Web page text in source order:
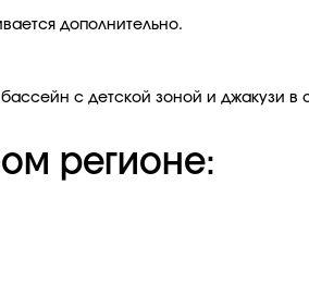
дополнительно.
с детской зоной и джакузи в
регионе: